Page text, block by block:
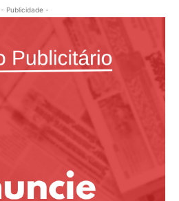
- Publicidade -